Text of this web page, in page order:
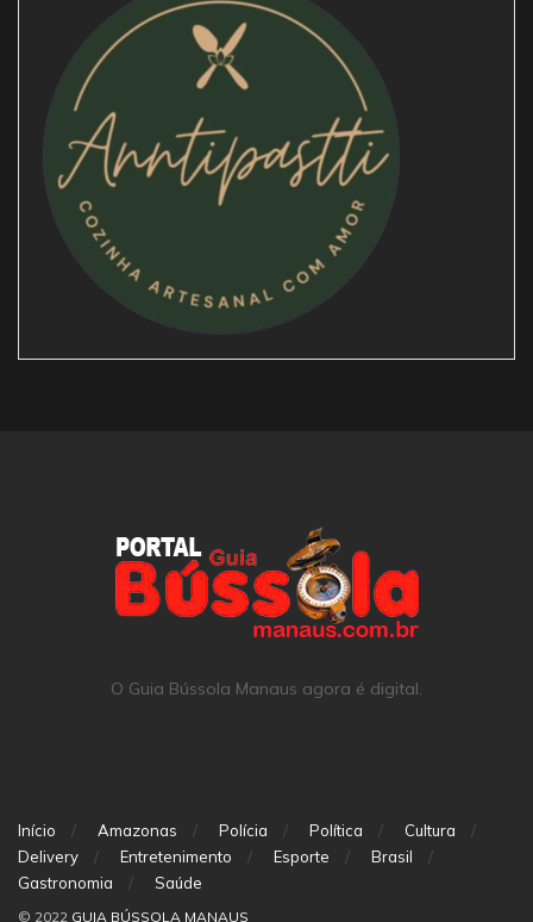
O Guia Bússola Manaus agora é digital.
Início Amazonas Polícia Política
Cultura
Delivery
Entretenimento Esporte
Brasil
Gastronomia
Saúde
© 2022 GUIA BÚSSOLA MANAUS